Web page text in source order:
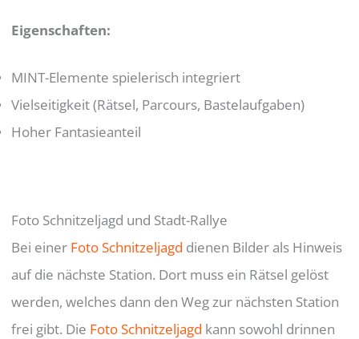
Eigenschaften:
MINT-Elemente spielerisch integriert
Vielseitigkeit (Rätsel, Parcours, Bastelaufgaben)
Hoher Fantasieanteil
Foto Schnitzeljagd und Stadt-Rallye
Bei einer Foto Schnitzeljagd dienen Bilder als Hinweis
auf die nächste Station. Dort muss ein Rätsel gelöst
werden, welches dann den Weg zur nächsten Station
frei gibt. Die Foto Schnitzeljagd kann sowohl drinnen